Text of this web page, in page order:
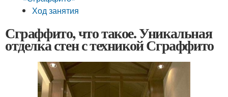
Ход занятия
Сграффито, что такое. Уникальная
отделка стен с техникой Сграффито